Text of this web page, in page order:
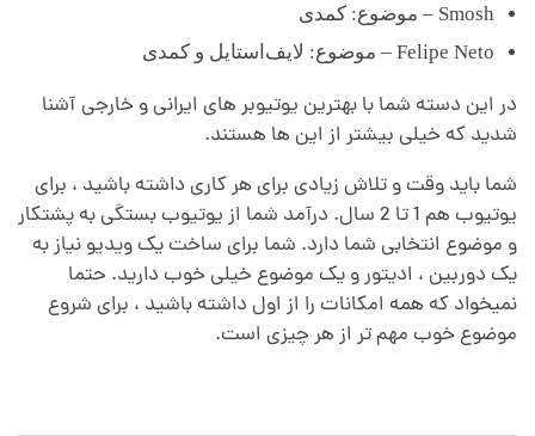
Smosh – موضوع: کمدی
Felipe Neto – موضوع: لایف‌استایل و کمدی
در این دسته شما با بهترین یوتیوبر های ایرانی و خارجی آشنا
شدید که خیلی بیشتر از این ها هستند.
شما باید وقت و تلاش زیادی برای هر کاری داشته باشید ، برای
یوتیوب هم 1 تا 2 سال. درآمد شما از یوتیوب بستگی به پشتکار
و موضوع انتخابی شما دارد. شما برای ساخت یک ویدیو نیاز به
یک دوربین ، ادیتور و یک موضوع خیلی خوب دارید. حتما
نمیخواد که همه امکانات را از اول داشته باشید ، برای شروع
موضوع خوب مهم تر از هر چیزی است.